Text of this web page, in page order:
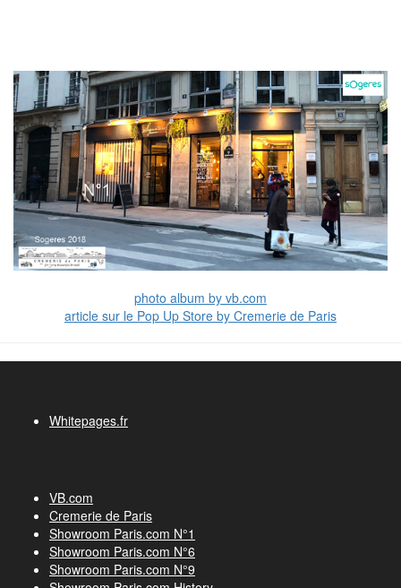
photo album by vb.com
article sur le Pop Up Store by Cremerie de Paris
Whitepages.fr
VB.com
Cremerie de Paris
Showroom Paris.com N°1
Showroom Paris.com N°6
Showroom Paris.com N°9